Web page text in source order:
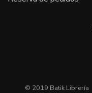
© 2019 Batik Librería